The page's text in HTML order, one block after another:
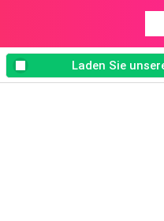
Laden Sie